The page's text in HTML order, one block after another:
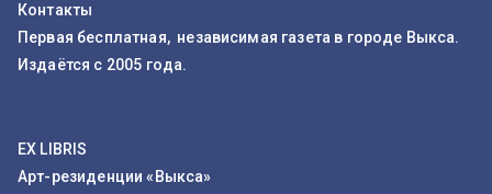
Контакты
Первая бесплатная, независимая газета в городе Выкса.
Издаётся с 2005 года.
EX LIBRIS
Арт-резиденции «Выкса»